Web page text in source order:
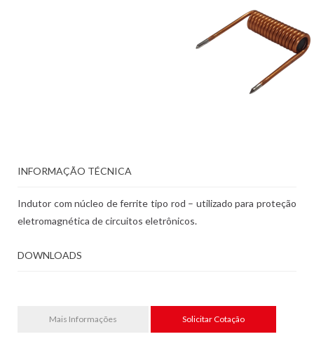
INFORMAÇÃO TÉCNICA
Indutor com núcleo de ferrite tipo rod – utilizado para proteção
eletromagnética de circuitos eletrônicos.
DOWNLOADS
Mais Informações Solicitar Cotação